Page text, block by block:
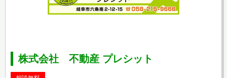
株式会社 不動産 プレシット